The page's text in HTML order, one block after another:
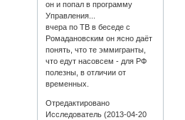
он и попал в программу
Управления...
вчера по ТВ в беседе с
Ромадановским он ясно даёт
понять, что те эммигранты,
что едут насовсем - для РФ
полезны, в отличии от
временных.
Отредактировано
Исследователь (2013-04-20